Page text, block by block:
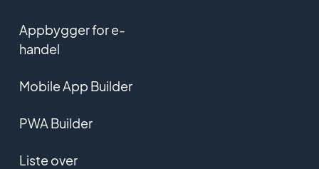
Appbygger for e-
handel
Mobile App Builder
PWA Builder
Liste over